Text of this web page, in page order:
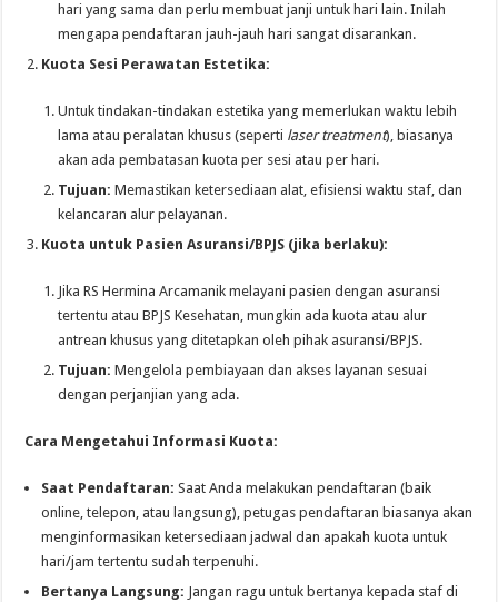
hari yang sama dan perlu membuat janji untuk hari lain. Inilah
mengapa pendaftaran jauh-jauh hari sangat disarankan.
Kuota Sesi Perawatan Estetika:
Untuk tindakan-tindakan estetika yang memerlukan waktu lebih
lama atau peralatan khusus (seperti laser treatment), biasanya
akan ada pembatasan kuota per sesi atau per hari.
Tujuan: Memastikan ketersediaan alat, efisiensi waktu staf, dan
kelancaran alur pelayanan.
Kuota untuk Pasien Asuransi/BPJS (jika berlaku):
Jika RS Hermina Arcamanik melayani pasien dengan asuransi
tertentu atau BPJS Kesehatan, mungkin ada kuota atau alur
antrean khusus yang ditetapkan oleh pihak asuransi/BPJS.
Tujuan: Mengelola pembiayaan dan akses layanan sesuai
dengan perjanjian yang ada.
Cara Mengetahui Informasi Kuota:
Saat Pendaftaran: Saat Anda melakukan pendaftaran (baik
online, telepon, atau langsung), petugas pendaftaran biasanya akan
menginformasikan ketersediaan jadwal dan apakah kuota untuk
hari/jam tertentu sudah terpenuhi.
Bertanya Langsung: Jangan ragu untuk bertanya kepada staf di